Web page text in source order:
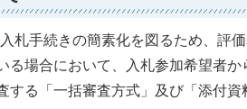
札手続きの簡素化を図るため、評
る場合において、入札参加希望者
する「一括審査方式」及び「添付資